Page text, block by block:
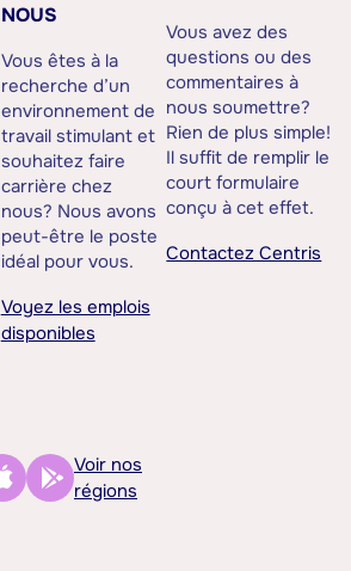
NOUS
Vous êtes à la
recherche d’un
environnement de
travail stimulant et
souhaitez faire
carrière chez
nous? Nous avons
peut-être le poste
idéal pour vous.
Voyez les emplois
disponibles
Vous avez des
questions ou des
commentaires à
nous soumettre?
Rien de plus simple!
Il suffit de remplir le
court formulaire
conçu à cet effet.
Contactez Centris
Voir nos
régions